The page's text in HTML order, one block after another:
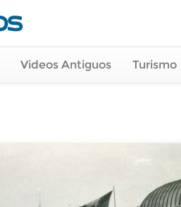
Videos Antiguos Turismo